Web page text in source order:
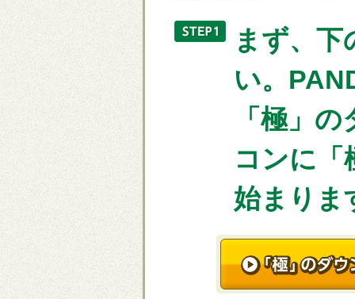
まず、
い。
「極」
コンに「
始まりま